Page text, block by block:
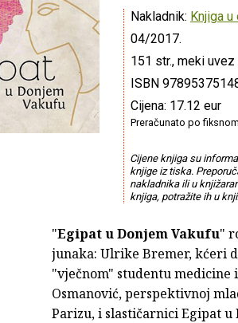
Nakladnik: Knjiga u
04/2017.
151 str., meki
ISBN
Cijena: 17.12 eur
Preračunato po
Cijene knjiga su
knjige iz tiska.
nakladnika ili u
knjiga, potražite ih u
"Egipat u Donjem Vakufu"
junaka: Ulrike Bremer, kćeri
"vječnom" studentu medicine
Osmanović, perspektivnoj
Parizu, i slastičarnici Egipat u